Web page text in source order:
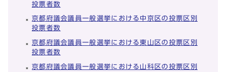
投票者数
京都府議会議員一般選挙における中京区の投票区別
投票者数
京都府議会議員一般選挙における東山区の投票区別
投票者数
京都府議会議員一般選挙における山科区の投票区別